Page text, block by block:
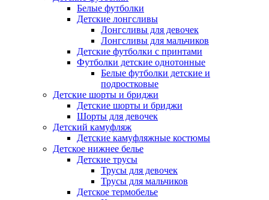
Белые футболки
Детские лонгсливы
Лонгсливы для девочек
Лонгсливы для мальчиков
Детские футболки с принтами
Футболки детские однотонные
Белые футболки детские и
подростковые
Детские шорты и бриджи
Детские шорты и бриджи
Шорты для девочек
Детский камуфляж
Детские камуфляжные костюмы
Детское нижнее белье
Детские трусы
Трусы для девочек
Трусы для мальчиков
Детское термобелье